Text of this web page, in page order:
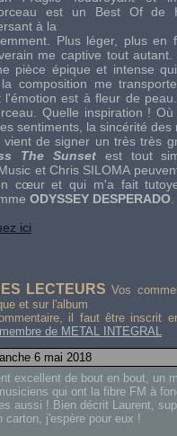
est un Best Of
à la
Plus léger, plus en
me captive tout
pièce épique et intense
composition me
est à fleur de
Quelle inspiration !
sentiments, la sincérité des
vient de signer un très très
The Sunset est tout
etChris SILOMA
cœur et qui m'a fait
ODYSSEY DESPERADO
ici
LECTEURS Vos
et sur l'album
il faut être inscrit
de METAL INTEGRAL
6 mai 2018
excellent de bout en bout, un
qui ont la fibre FM à
aussi ! Bien décrit Laurent,
carton, j'espère pour eux !